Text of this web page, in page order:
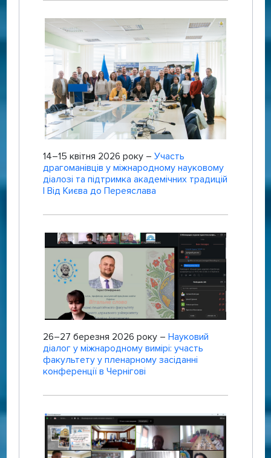
14–15 квітня 2026 року – Участь
драгоманівців у міжнародному науковому
діалозі та підтримка академічних традицій
| Від Києва до Переяслава
26–27 березня 2026 року – Науковий
діалог у міжнародному вимірі: участь
факультету у пленарному засіданні
конференції в Чернігові